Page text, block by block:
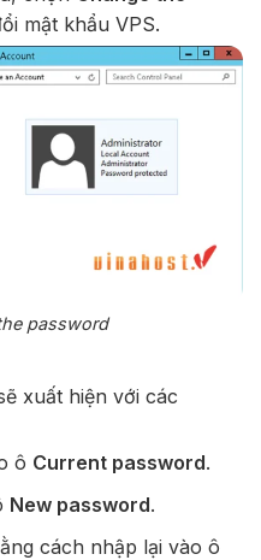
mật khẩu VPS.
password
xuất hiện với các
ô Current password.
New password.
cách nhập lại vào ô